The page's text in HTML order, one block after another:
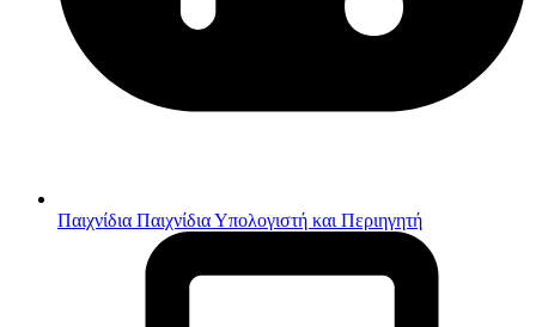
Παιχνίδια Παιχνίδια Υπολογιστή και Περιηγητή